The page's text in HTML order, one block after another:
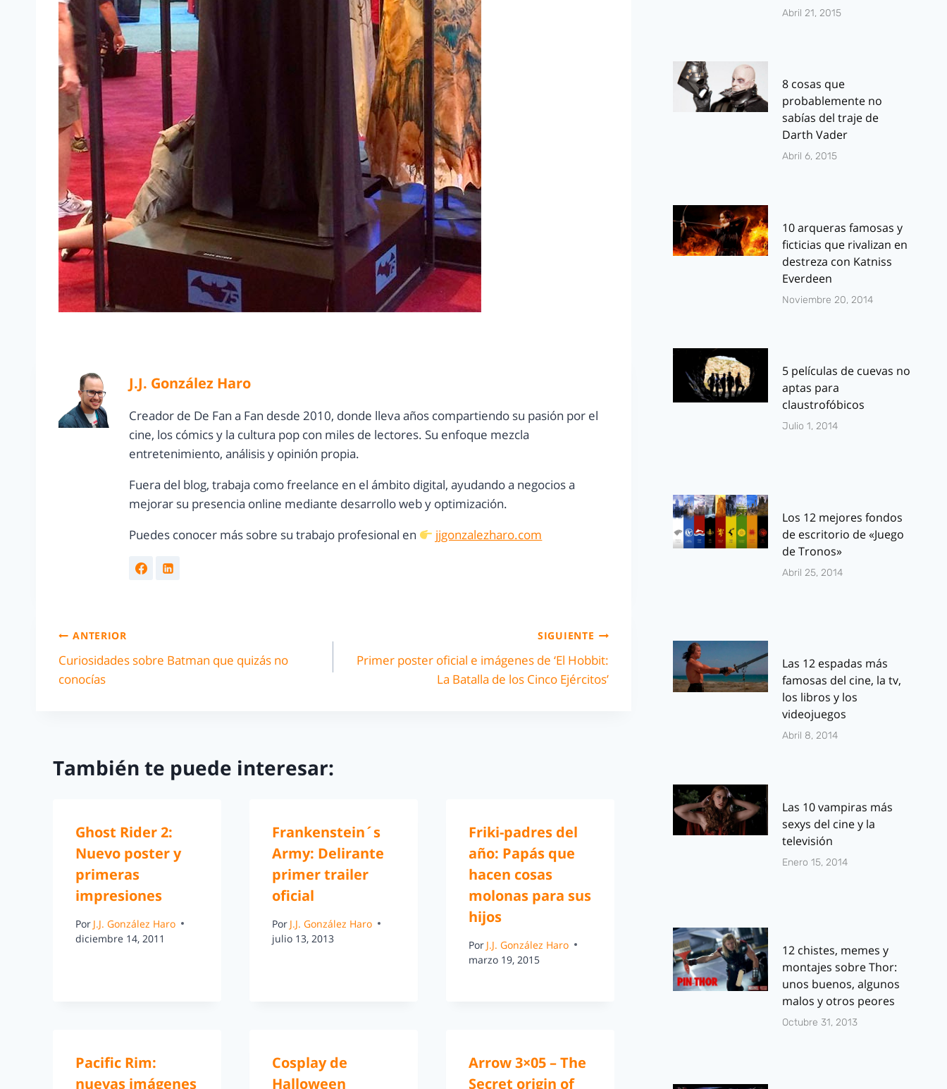
J.J. González Haro
Creador de De Fan a Fan desde 2010, donde lleva años compartiendo su pasión por el
cine, los cómics y la cultura pop con miles de lectores. Su enfoque mezcla
entretenimiento, análisis y opinión propia.
Fuera del blog, trabaja como freelance en el ámbito digital, ayudando a negocios a
mejorar su presencia online mediante desarrollo web y optimización.
Puedes conocer más sobre su trabajo profesional en
jjgonzalezharo.com
ANTERIOR
Curiosidades sobre Batman que quizás no
conocías
SIGUIENTE
Primer poster oficial e imágenes de ‘El Hobbit:
La Batalla de los Cinco Ejércitos’
También te puede interesar:
Ghost Rider 2:
Nuevo poster y
primeras
impresiones
Por J.J. González Haro
diciembre 14, 2011
Frankenstein´s
Army: Delirante
primer trailer
oficial
Por J.J. González Haro
julio 13, 2013
Friki-padres del
año: Papás que
hacen cosas
molonas para sus
hijos
Por J.J. González Haro
marzo 19, 2015
Pacific Rim:
nuevas imágenes
Cosplay de
Halloween
Arrow 3×05 – The
Secret origin of
Abril 21, 2015
8 cosas que
probablemente no
sabías del traje de
Darth Vader
Abril 6, 2015
10 arqueras famosas y
ficticias que rivalizan en
destreza con Katniss
Everdeen
Noviembre 20, 2014
5 películas de cuevas no
aptas para
claustrofóbicos
Julio 1, 2014
Los 12 mejores fondos
de escritorio de «Juego
de Tronos»
Abril 25, 2014
Las 12 espadas más
famosas del cine, la tv,
los libros y los
videojuegos
Abril 8, 2014
Las 10 vampiras más
sexys del cine y la
televisión
Enero 15, 2014
12 chistes, memes y
montajes sobre Thor:
unos buenos, algunos
malos y otros peores
Octubre 31, 2013